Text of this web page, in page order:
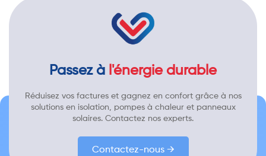
Passez à l'énergie durable
Réduisez vos factures et gagnez en confort grâce à nos
solutions en isolation, pompes à chaleur et panneaux
solaires. Contactez nos experts.
Contactez-nous →